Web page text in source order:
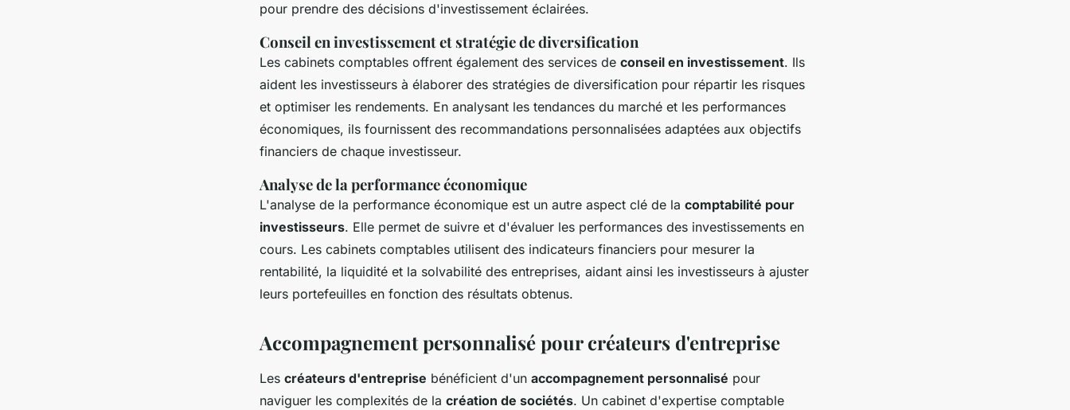
pour prendre des décisions d'investissement éclairées.
Conseil en investissement et stratégie de diversification
Les cabinets comptables offrent également des services de conseil en investissement. Ils
aident les investisseurs à élaborer des stratégies de diversification pour répartir les risques
et optimiser les rendements. En analysant les tendances du marché et les performances
économiques, ils fournissent des recommandations personnalisées adaptées aux objectifs
financiers de chaque investisseur.
Analyse de la performance économique
L'analyse de la performance économique est un autre aspect clé de la comptabilité pour
investisseurs. Elle permet de suivre et d'évaluer les performances des investissements en
cours. Les cabinets comptables utilisent des indicateurs financiers pour mesurer la
rentabilité, la liquidité et la solvabilité des entreprises, aidant ainsi les investisseurs à ajuster
leurs portefeuilles en fonction des résultats obtenus.
Accompagnement personnalisé pour créateurs d'entreprise
Les créateurs d'entreprise bénéficient d'un accompagnement personnalisé pour
naviguer les complexités de la création de sociétés. Un cabinet d'expertise comptable